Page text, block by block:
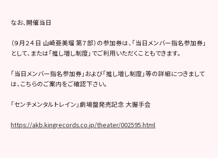
なお、開催当日
（９月２４日 山崎亜美瑠 第７部）の参加券は、「当日メンバー指名参加券」
として、または「推し増し制度」でご利用いただくこともできます。
「当日メンバー指名参加券」および「推し増し制度」等の詳細につきまして
は、こちらのご案内をご確認下さい。
「センチメンタルトレイン」劇場盤発売記念 大握手会
https://akb.kingrecords.co.jp/theater/002595.html